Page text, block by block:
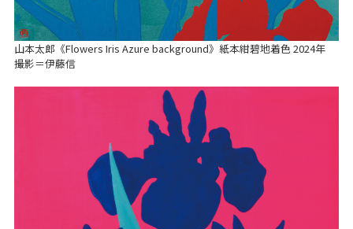
山本太郎《Flowers Iris Azure background》紙本紺碧地着色 2024年
撮影＝伊藤信